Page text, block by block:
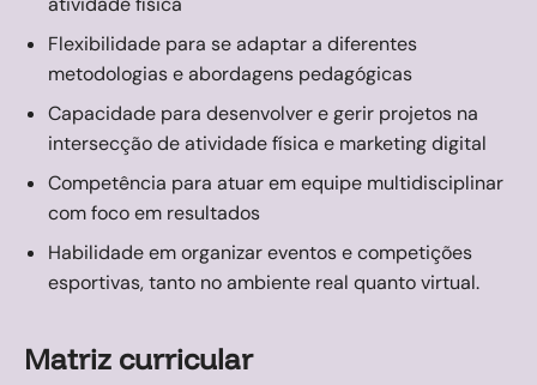
Flexibilidade para se adaptar a diferentes
metodologias e abordagens pedagógicas
Capacidade para desenvolver e gerir projetos na
intersecção de atividade física e marketing digital
Competência para atuar em equipe multidisciplinar
com foco em resultados
Habilidade em organizar eventos e competições
esportivas, tanto no ambiente real quanto virtual.
Matriz curricular